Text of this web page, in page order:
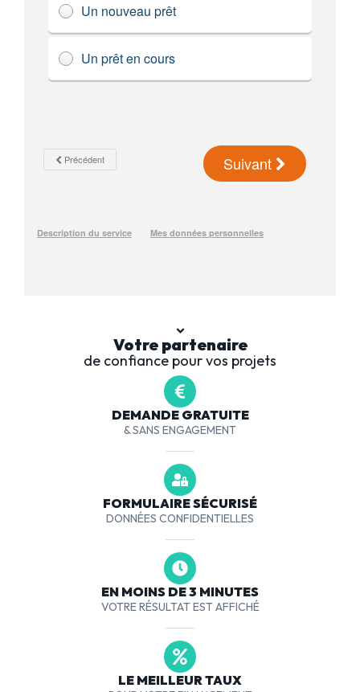
Votre partenaire
de confiance pour vos projets
DEMANDE GRATUITE
& SANS ENGAGEMENT
FORMULAIRE SÉCURISÉ
DONNÉES CONFIDENTIELLES
EN MOINS DE 3 MINUTES
VOTRE RÉSULTAT EST AFFICHÉ
LE MEILLEUR TAUX